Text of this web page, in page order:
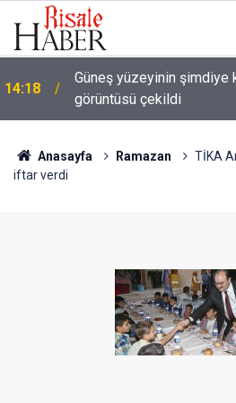
13:25 Tartışma: Yapay zeka,
Anasayfa Ramazan
TİKA
iftar verdi